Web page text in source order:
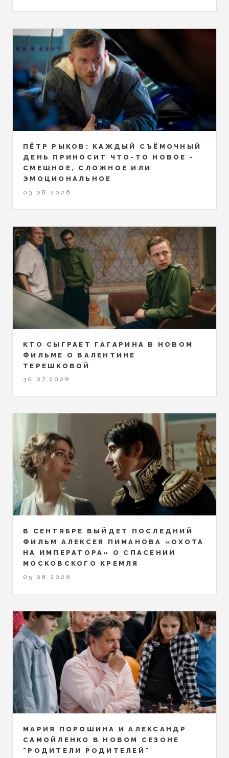
ПЁТР РЫКОВ: КАЖДЫЙ СЪЁМОЧНЫЙ
ДЕНЬ ПРИНОСИТ ЧТО-ТО НОВОЕ -
СМЕШНОЕ, СЛОЖНОЕ ИЛИ
ЭМОЦИОНАЛЬНОЕ
03.08.2026
КТО СЫГРАЕТ ГАГАРИНА В НОВОМ
ФИЛЬМЕ О ВАЛЕНТИНЕ
ТЕРЕШКОВОЙ
30.07.2026
В СЕНТЯБРЕ ВЫЙДЕТ ПОСЛЕДНИЙ
ФИЛЬМ АЛЕКСЕЯ ПИМАНОВА «ОХОТА
НА ИМПЕРАТОРА» О СПАСЕНИИ
МОСКОВСКОГО КРЕМЛЯ
05.08.2026
МАРИЯ ПОРОШИНА И АЛЕКСАНДР
САМОЙЛЕНКО В НОВОМ СЕЗОНЕ
"РОДИТЕЛИ РОДИТЕЛЕЙ"